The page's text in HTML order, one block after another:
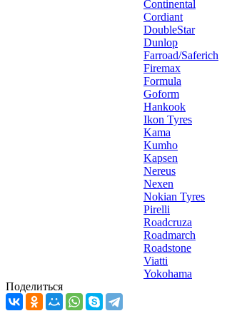
Continental
Cordiant
DoubleStar
Dunlop
Farroad/Saferich
Firemax
Formula
Goform
Hankook
Ikon Tyres
Kama
Kumho
Kapsen
Nereus
Nexen
Nokian Tyres
Pirelli
Roadcruza
Roadmarch
Roadstone
Viatti
Yokohama
Поделиться